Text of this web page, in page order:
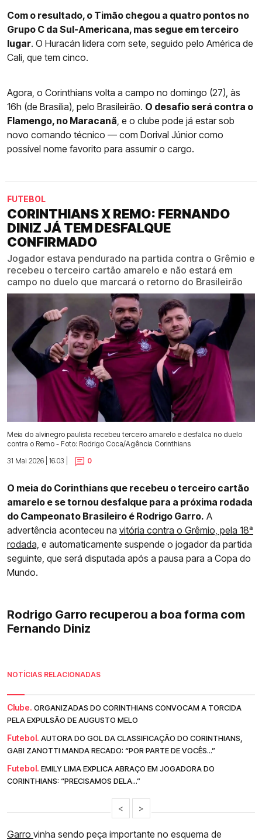
Com o resultado, o Timão chegou a quatro pontos no
Grupo C da Sul-Americana, mas segue em terceiro
lugar. O Huracán lidera com sete, seguido pelo América de
Cali, que tem cinco.
Agora, o Corinthians volta a campo no domingo (27), às
16h (de Brasília), pelo Brasileirão. O desafio será contra o
Flamengo, no Maracanã, e o clube pode já estar sob
novo comando técnico — com Dorival Júnior como
possível nome favorito para assumir o cargo.
FUTEBOL
CORINTHIANS X REMO: FERNANDO
DINIZ JÁ TEM DESFALQUE
CONFIRMADO
Jogador estava pendurado na partida contra o Grêmio e
recebeu o terceiro cartão amarelo e não estará em
campo no duelo que marcará o retorno do Brasileirão
Meia do alvinegro paulista recebeu terceiro amarelo e desfalca no duelo
contra o Remo - Foto: Rodrigo Coca/Agência Corinthians
31 Mai 2026 | 16:03 |
0
O meia do Corinthians que recebeu o terceiro cartão
amarelo e se tornou desfalque para a próxima rodada
do Campeonato Brasileiro é Rodrigo Garro. A
advertência aconteceu na vitória contra o Grêmio, pela 18ª
rodada, e automaticamente suspende o jogador da partida
seguinte, que será disputada após a pausa para a Copa do
Mundo.
Rodrigo Garro recuperou a boa forma com
Fernando Diniz
NOTÍCIAS RELACIONADAS
Clube. ORGANIZADAS DO CORINTHIANS CONVOCAM A TORCIDA
PELA EXPULSÃO DE AUGUSTO MELO
Futebol. AUTORA DO GOL DA CLASSIFICAÇÃO DO CORINTHIANS,
GABI ZANOTTI MANDA RECADO: “POR PARTE DE VOCÊS...”
Futebol. EMILY LIMA EXPLICA ABRAÇO EM JOGADORA DO
CORINTHIANS: “PRECISAMOS DELA...”
< >
Garro vinha sendo peça importante no esquema de